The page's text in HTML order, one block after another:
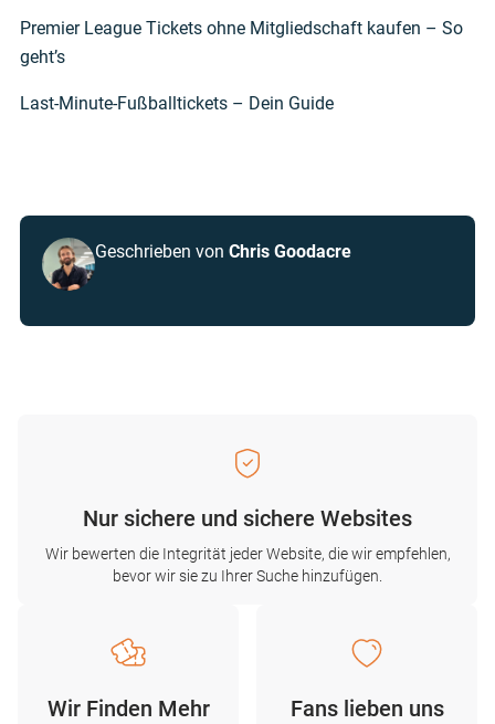
Premier League Tickets ohne Mitgliedschaft kaufen – So
geht’s
Last-Minute-Fußballtickets – Dein Guide
Geschrieben von Chris Goodacre
Nur sichere und sichere Websites
Wir bewerten die Integrität jeder Website, die wir empfehlen,
bevor wir sie zu Ihrer Suche hinzufügen.
Wir Finden Mehr
Fans lieben uns